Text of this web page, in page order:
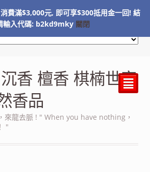
香 檀香 棋楠世家
香品
來龍去脈 ! " When you have nothing，
"
²
費滿$3,000元, 即可享$300抵用金一回! 結
輸入代碼: b2kd9mky 關閉